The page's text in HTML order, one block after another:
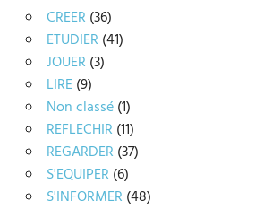
CREER (36)
ETUDIER (41)
JOUER (3)
LIRE(9)
Non classé(1)
REFLECHIR (11)
REGARDER (37)
S'EQUIPER (6)
S'INFORMER (48)